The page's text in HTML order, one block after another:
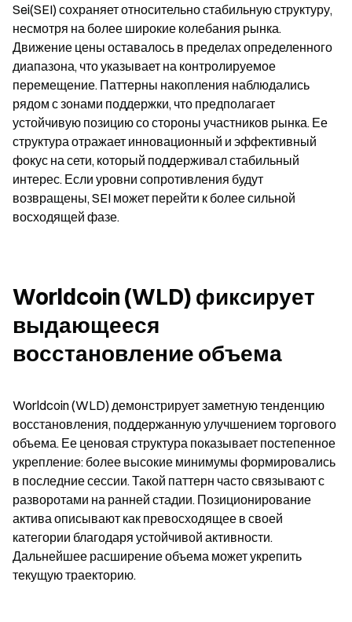
Sei(SEI) сохраняет относительно стабильную структуру,
несмотря на более широкие колебания рынка.
Движение цены оставалось в пределах определенного
диапазона, что указывает на контролируемое
перемещение. Паттерны накопления наблюдались
рядом с зонами поддержки, что предполагает
устойчивую позицию со стороны участников рынка. Ее
структура отражает инновационный и эффективный
фокус на сети, который поддерживал стабильный
интерес. Если уровни сопротивления будут
возвращены, SEI может перейти к более сильной
восходящей фазе.
Worldcoin (WLD) фиксирует
выдающееся
восстановление объема
Worldcoin (WLD) демонстрирует заметную тенденцию
восстановления, поддержанную улучшением торгового
объема. Ее ценовая структура показывает постепенное
укрепление: более высокие минимумы формировались
в последние сессии. Такой паттерн часто связывают с
разворотами на ранней стадии. Позиционирование
актива описывают как превосходящее в своей
категории благодаря устойчивой активности.
Дальнейшее расширение объема может укрепить
текущую траекторию.